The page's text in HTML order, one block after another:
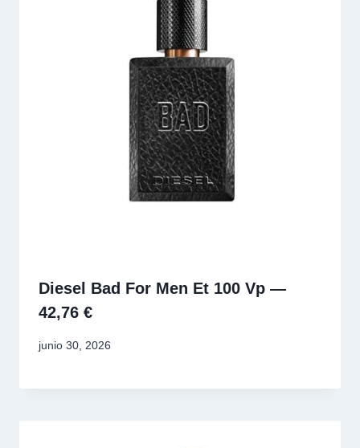
Diesel Bad For Men Et 100 Vp —
42,76 €
junio 30, 2026